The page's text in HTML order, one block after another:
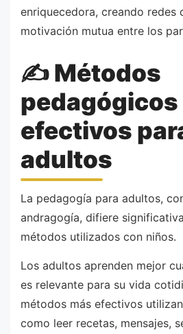
enriquecedora, creando redes
motivación mutua entre los
✍️ Métodos
pedagógicos
efectivos
adultos
La pedagogía para adultos,
andragogía, difiere
métodos utilizados con niños.
Los adultos aprenden mejor
es relevante para su vida
métodos más efectivos
como leer recetas, mensajes,